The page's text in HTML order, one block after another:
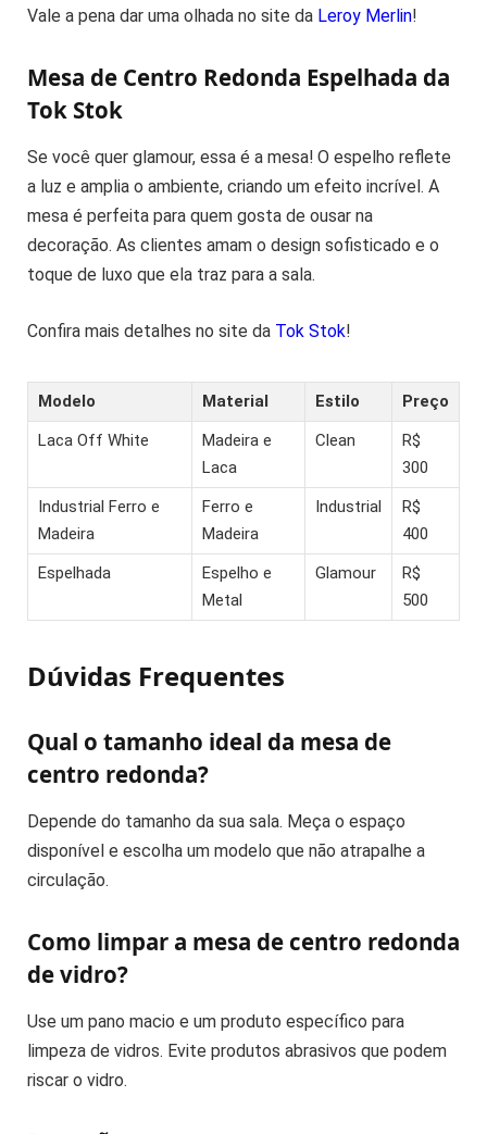
Vale a pena dar uma olhada no site da Leroy Merlin!
Mesa de Centro Redonda Espelhada da
Tok Stok
Se você quer glamour, essa é a mesa! O espelho reflete
a luz e amplia o ambiente, criando um efeito incrível. A
mesa é perfeita para quem gosta de ousar na
decoração. As clientes amam o design sofisticado e o
toque de luxo que ela traz para a sala.
Confira mais detalhes no site da Tok Stok!
Modelo Material Estilo
Preço
Laca Off White
Madeira e
Laca
Clean
R$
300
Industrial Ferro e
Madeira
Ferro e
Madeira
Industrial
R$
400
Espelhada
Espelho e
Metal
Glamour
R$
500
Dúvidas Frequentes
Qual o tamanho ideal da mesa de
centro redonda?
Depende do tamanho da sua sala. Meça o espaço
disponível e escolha um modelo que não atrapalhe a
circulação.
Como limpar a mesa de centro redonda
de vidro?
Use um pano macio e um produto específico para
limpeza de vidros. Evite produtos abrasivos que podem
riscar o vidro.